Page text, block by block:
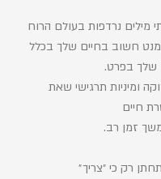
מילים נרדפות בעולם הרוח
חשוב בחיים שלך בכלל
שלך בפרט.
ומיניות תרגישי שאת
חיים
זמן רב.
רק כי ״צריך״